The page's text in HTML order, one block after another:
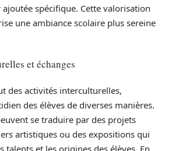
spécifique. Cette valorisation
une ambiance scolaire plus sereine
et échanges
des activités interculturelles,
des élèves de diverses manières.
se traduire par des projets
artistiques ou des expositions qui
talents et les origines des élèves. En